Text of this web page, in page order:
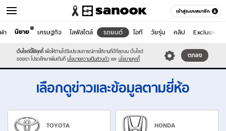
เข้าสู่ระบบสมาชิก
า เศรษฐกิจ ไลฟ์สไตล์ รถยนต์ ไอที วัยรุ่น คลิป Exclusive
นิยาย
รถยนต์ หมวดอื่นๆ
เว็บไซต์นี้ใช้คุกกี้ เพื่อให้ท่านได้รับประสบการณ์การใช้งานที่ดีที่สุดบน เว็บไซต์
ของเรา โปรดศึกษาเพิ่มเติมที่ นโยบายความเป็นส่วนตัว และ นโยบายคุกกี้
ตกลง
เลือกดูข่าวและข้อมูลตามยี่ห้อ
TOYOTA HONDA